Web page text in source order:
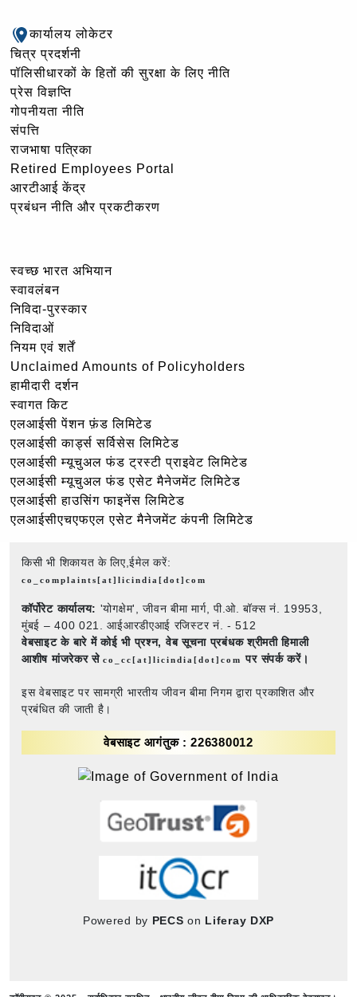
कार्यालय लोकेटर
चित्र प्रदर्शनी
पॉलिसीधारकों के हितों की सुरक्षा के लिए नीति
प्रेस विज्ञप्ति
गोपनीयता नीति
संपत्ति
राजभाषा पत्रिका
Retired Employees Portal
आरटीआई केंद्र
प्रबंधन नीति और प्रकटीकरण
स्वच्छ भारत अभियान
स्वावलंबन
निविदा-पुरस्कार
निविदाओं
नियम एवं शर्तें
Unclaimed Amounts of Policyholders
हामीदारी दर्शन
स्वागत किट
एलआईसी पेंशन फ़ंड लिमिटेड
एलआईसी कार्ड्स सर्विसेस लिमिटेड
एलआईसी म्यूचुअल फंड ट्रस्टी प्राइवेट लिमिटेड
एलआईसी म्यूचुअल फंड एसेट मैनेजमेंट लिमिटेड
एलआईसी हाउसिंग फाइनेंस लिमिटेड
एलआईसीएचएफएल एसेट मैनेजमेंट कंपनी लिमिटेड
किसी भी शिकायत के लिए,ईमेल करें:
co_complaints[at]licindia[dot]com
कॉर्पोरेट कार्यालय: 'योगक्षेम', जीवन बीमा मार्ग, पी.ओ. बॉक्स नं. 19953,
मुंबई – 400 021. आईआरडीएआई रजिस्टर नं. - 512
वेबसाइट के बारे में कोई भी प्रश्न, वेब सूचना प्रबंधक श्रीमती हिमाली
आशीष मांजरेकर सेco_cc[at]licindia[dot]comपर संपर्क करें।
इस वेबसाइट पर सामग्री भारतीय जीवन बीमा निगम द्वारा प्रकाशित और
प्रबंधित की जाती है।
वेबसाइट आगंतुक : 226380012
Powered by PECS on Liferay DXP